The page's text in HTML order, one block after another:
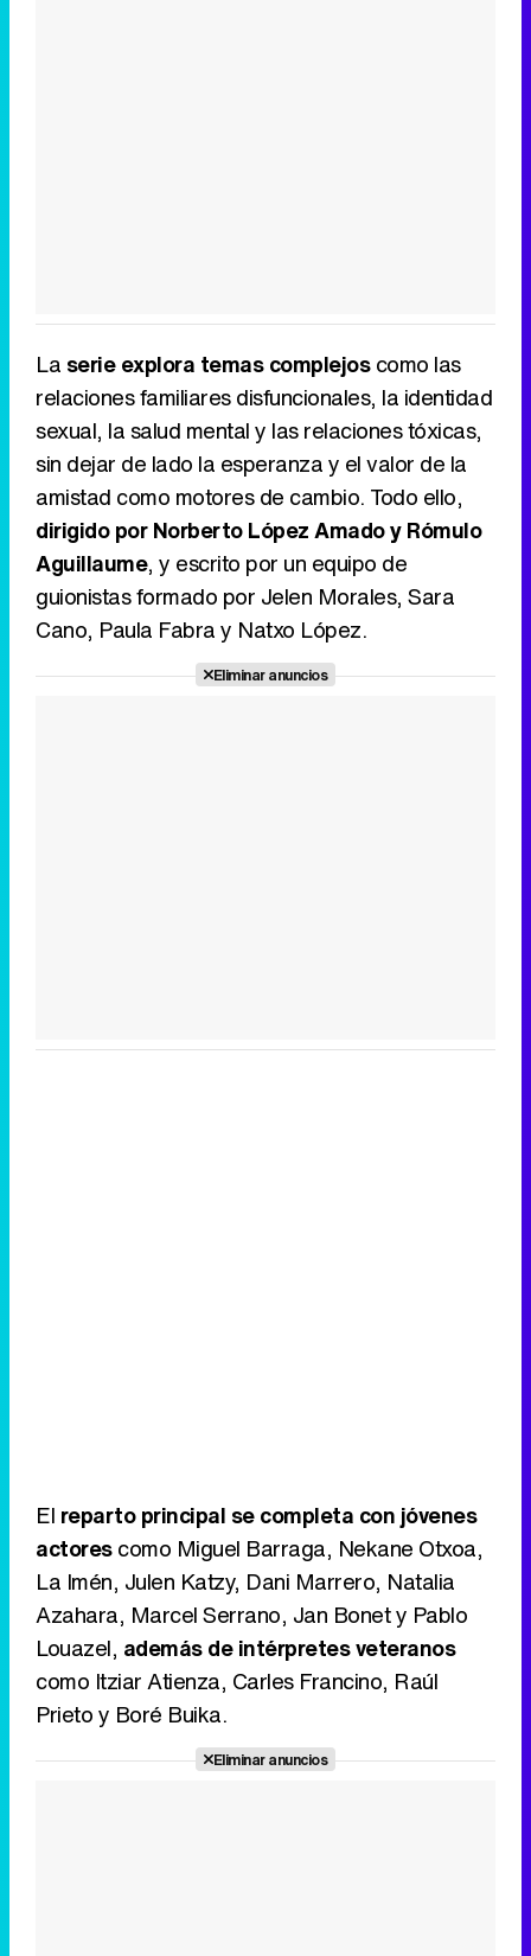
La serie explora temas complejoscomo las
relaciones familiares disfuncionales, la identidad
sexual, la salud mental y las relaciones tóxicas,
sin dejar de lado la esperanza y el valor de la
amistad como motores de cambio. Todo ello,
dirigido por Norberto López Amado y Rómulo
Aguillaume, y escrito por un equipo de
guionistas formado por Jelen Morales, Sara
Cano, Paula Fabra y Natxo López.
Eliminar anuncios
El reparto principal se completa con jóvenes
actorescomo Miguel Barraga, Nekane Otxoa,
La Imén, Julen Katzy, Dani Marrero, Natalia
Azahara, Marcel Serrano, Jan Bonet y Pablo
Louazel, además de intérpretes veteranos
como Itziar Atienza, Carles Francino, Raúl
Prieto y Boré Buika.
Eliminar anuncios